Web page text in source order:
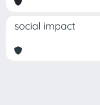
social impact